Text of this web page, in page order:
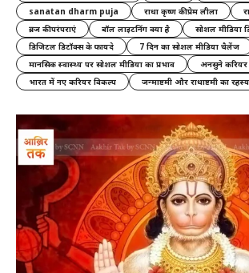
sanatan dharm puja
राधा कृष्ण की प्रेम लीला
ब्रज की परंपराएं
बॉल लाइटनिंग क्या है
सोशल मीडिया
डिजिटल डिटॉक्स के फायदे
7 दिन का सोशल मीडिया चैलेंज
मानसिक स्वास्थ्य पर सोशल मीडिया का प्रभाव
अनसुने करियर
भारत में नए करियर विकल्प
जन्माष्टमी और राधाष्टमी का रहस्य